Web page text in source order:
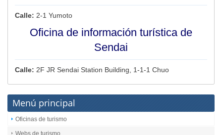
Calle: 2-1 Yumoto
Oficina de información turística de
Sendai
Calle: 2F JR Sendai Station Building, 1-1-1 Chuo
Menú principal
Oficinas de turismo